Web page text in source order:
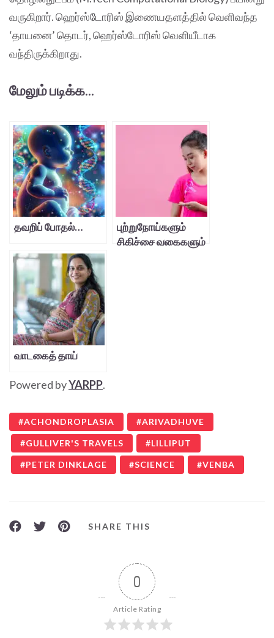
வருகிறார். ஹெர்ஸ்டோரிஸ் இணையதளத்தில் வெளிவந்த
‘தாயனை’ தொடர், ஹெர்ஸ்டோரிஸ் வெளியீடாக
வந்திருக்கிறாது.
மேலும் படிக்க...
தவறிப் போதல்…
புற்றுநோய்களும்
சிகிச்சை வகைகளும்
வாடகைத் தாய்
Powered byYARPP.
ACHONDROPLASIA ARIVADHUVE
GULLIVER'S TRAVELS LILLIPUT
PETER DINKLAGE SCIENCE VENBA
SHARE THIS
0
Article Rating